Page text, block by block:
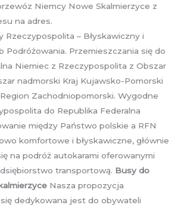
Niemcy Nowe Skalmierzyce z
na adres.
Rzeczypospolita – Błyskawiczny i
Podróżowania. Przemieszczania się do
Niemiec z Rzeczypospolita z Obszar
nadmorski Kraj Kujawsko-Pomorski
Zachodniopomorski. Wygodne
do Republika Federalna
między Państwo polskie a RFN
komfortowe i błyskawiczne, głównie
na podróż autokarami oferowanymi
transportową. Busy do
Nasza propozycja
dedykowana jest do obywateli